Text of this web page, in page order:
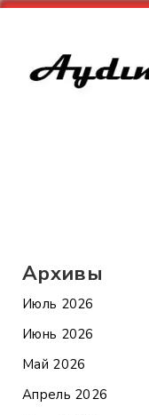
Архивы
Июль 2026
Июнь 2026
Май 2026
Апрель 2026